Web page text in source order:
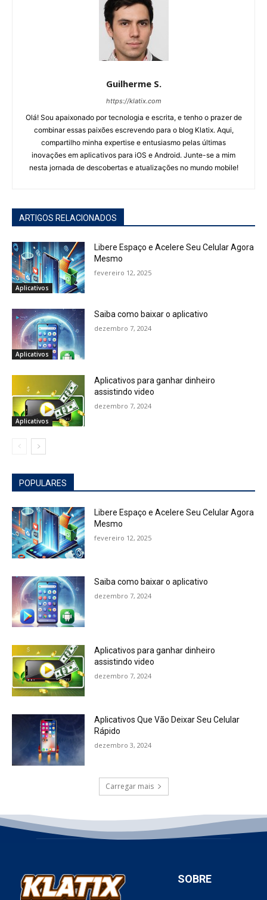
Guilherme S.
https://klatix.com
Olá! Sou apaixonado por tecnologia e escrita, e tenho o prazer de
combinar essas paixões escrevendo para o blog Klatix. Aqui,
compartilho minha expertise e entusiasmo pelas últimas
inovações em aplicativos para iOS e Android. Junte-se a mim
nesta jornada de descobertas e atualizações no mundo mobile!
ARTIGOS RELACIONADOS
Aplicativos
Libere Espaço e Acelere Seu Celular Agora
Mesmo
fevereiro 12, 2025
Aplicativos
Saiba como baixar o aplicativo
dezembro 7, 2024
Aplicativos
Aplicativos para ganhar dinheiro
assistindo video
dezembro 7, 2024
POPULARES
Libere Espaço e Acelere Seu Celular Agora
Mesmo
fevereiro 12, 2025
Saiba como baixar o aplicativo
dezembro 7, 2024
Aplicativos para ganhar dinheiro
assistindo video
dezembro 7, 2024
Aplicativos Que Vão Deixar Seu Celular
Rápido
dezembro 3, 2024
Carregar mais
SOBRE